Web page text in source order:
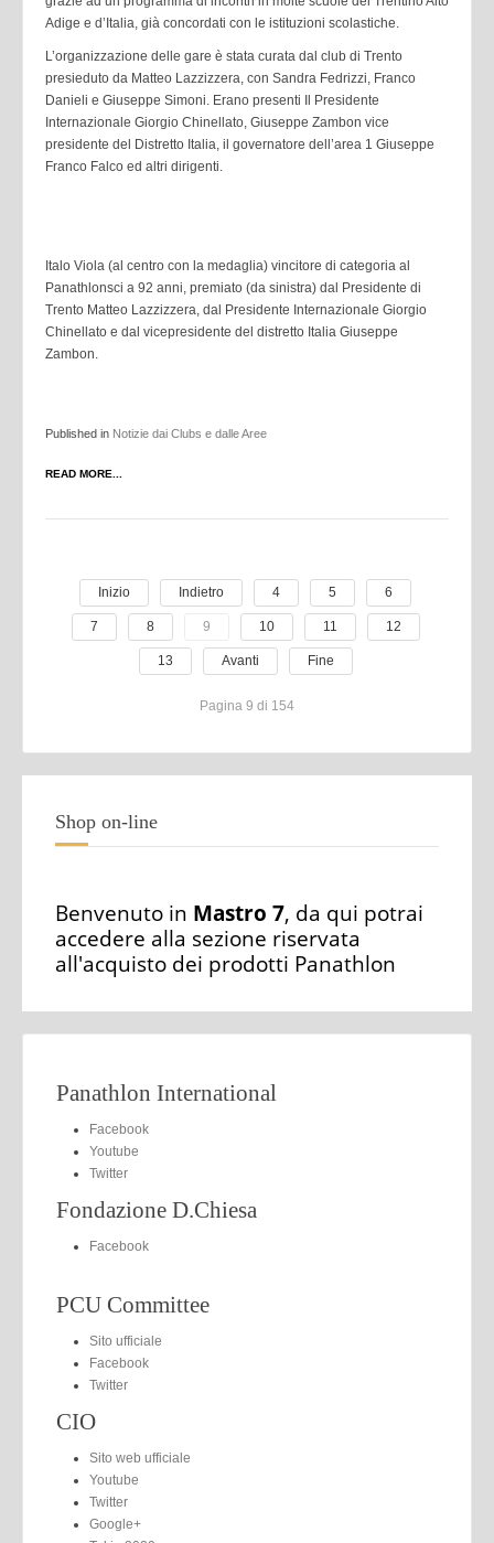
Adige e d’Italia, già concordati con le istituzioni scolastiche.
L’organizzazione delle gare è stata curata dal club di Trento
presieduto da Matteo Lazzizzera, con Sandra Fedrizzi, Franco
Danieli e Giuseppe Simoni. Erano presenti Il Presidente
Internazionale Giorgio Chinellato, Giuseppe Zambon vice
presidente del Distretto Italia, il governatore dell’area 1 Giuseppe
Franco Falco ed altri dirigenti.
Italo Viola (al centro con la medaglia) vincitore di categoria al
Panathlonsci a 92 anni, premiato (da sinistra) dal Presidente di
Trento Matteo Lazzizzera, dal Presidente Internazionale Giorgio
Chinellato e dal vicepresidente del distretto Italia Giuseppe
Zambon.
Published in Notizie dai Clubs e dalle Aree
READ MORE...
Inizio Indietro 4 5 6
7 8 9 10 11 12
13 Avanti Fine
Pagina 9 di 154
Shop on-line
Benvenuto in Mastro 7, da qui potrai
accedere alla sezione riservata
all'acquisto dei prodotti Panathlon
Panathlon International
Facebook
Youtube
Twitter
Fondazione D.Chiesa
Facebook
PCU Committee
Sito ufficiale
Facebook
Twitter
CIO
Sito web ufficiale
Youtube
Twitter
Google+